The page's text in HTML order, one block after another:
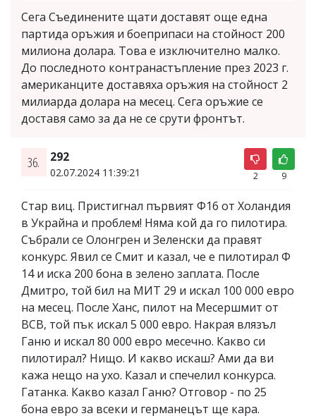
Сега Съединените щати доставят още една
партида оръжия и боеприпаси на стойност 200
милиона долара. Това е изключително малко.
До последното контранастъпление през 2023 г.
американците доставяха оръжия на стойност 2
милиарда долара на месец. Сега оръжие се
доставя само за да не се срути фронтът.
36. 292
02.07.2024 11:39:21 2 9
Стар виц. Пристигнал първият Ф16 от Холандия
в Украйна и проблем! Няма кой да го пилотира.
Събрали се Олонгрен и Зеленски да правят
конкурс. Явил се Смит и казал, че е пилотирал Ф
14 и иска 200 бона в зелено заплата. После
Дмитро, той бил на МИТ 29 и искал 100 000 евро
на месец. После Ханс, пилот на Месершмит от
ВСВ, той пък искал 5 000 евро. Накрая влязъл
Ганю и искал 80 000 евро месечно. Какво си
пилотирал? Нищо. И какво искаш? Ами да ви
кажа нещо на ухо. Казал и спечелил конкурса.
Гатанка. Какво казал Ганю? Отговор - по 25
бона евро за всеки и германецът ще кара.